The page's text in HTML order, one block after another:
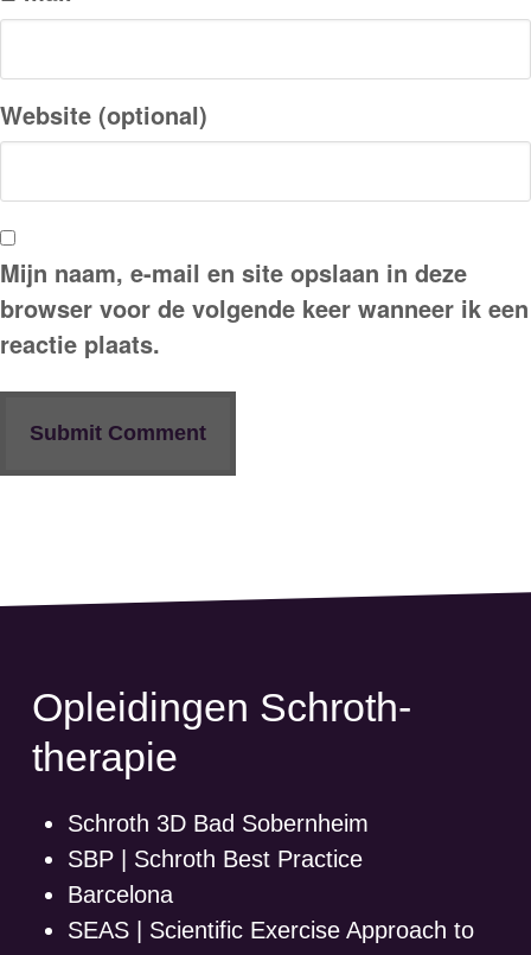
Website (optional)
Mijn naam, e-mail en site opslaan in deze
browser voor de volgende keer wanneer ik een
reactie plaats.
Opleidingen Schroth-
therapie
Schroth 3D Bad Sobernheim
SBP | Schroth Best Practice
Barcelona
SEAS | Scientific Exercise Approach to